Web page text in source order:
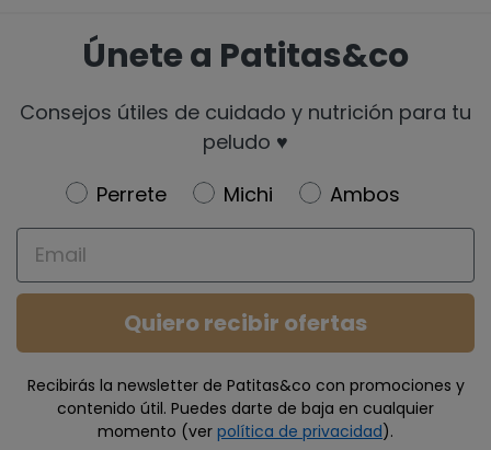
Únete a Patitas&co
Consejos útiles de cuidado y nutrición para tu
peludo ♥️
Newsletter
Perrete Michi
Ambos
Email
Quiero recibir ofertas
Recibirás la newsletter de Patitas&co con promociones y
contenido útil. Puedes darte de baja en cualquier
momento (ver política de privacidad).